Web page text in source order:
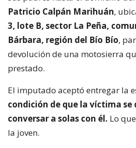
Patricio Calpán Marihuán,
3, lote B, sector La Peña,
Bárbara, región del Bío Bío,
devolución de una motosierra
prestado.
El imputado aceptó entregar la
condición de que la víctima se
conversar a solas con él. Lo
la joven.